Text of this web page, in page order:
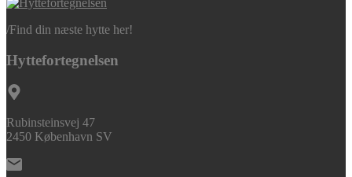
/Find din næste hytte her!
Hyttefortegnelsen
Rubinsteinsvej 47
2450 København SV